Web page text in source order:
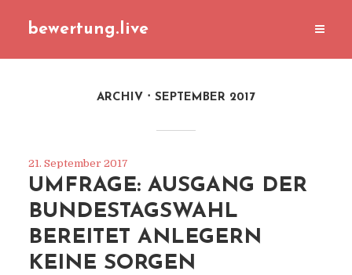
bewertung.live
ARCHIV SEPTEMBER 2017
21. September 2017
UMFRAGE: AUSGANG DER
BUNDESTAGSWAHL
BEREITET ANLEGERN
KEINE SORGEN